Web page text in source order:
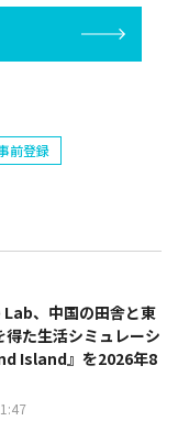
前登録
、中国の田舎と東
得た生活シミュレーシ
Island』を2026年8